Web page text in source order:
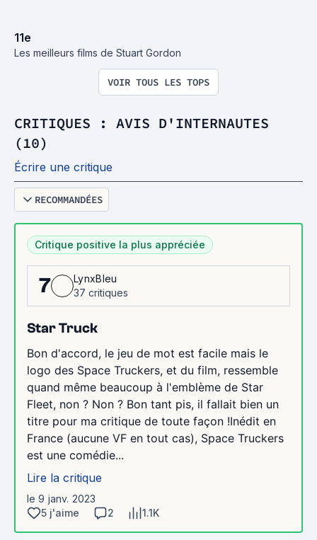
11e
Les meilleurs films de Stuart Gordon
VOIR TOUS LES TOPS
CRITIQUES : AVIS D'INTERNAUTES
(10)
Écrire une critique
RECOMMANDÉES
Critique positive la plus appréciée
7
LynxBleu
37 critiques
Star Truck
Bon d'accord, le jeu de mot est facile mais le
logo des Space Truckers, et du film, ressemble
quand même beaucoup à l'emblème de Star
Fleet, non ? Non ? Bon tant pis, il fallait bien un
titre pour ma critique de toute façon !Inédit en
France (aucune VF en tout cas), Space Truckers
est une comédie...
Lire la critique
le 9 janv. 2023
5 j'aime
2 1.1K